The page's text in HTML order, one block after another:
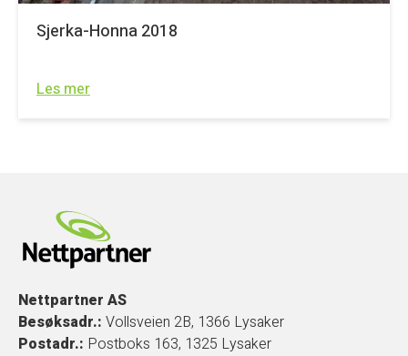
Sjerka-Honna 2018
Les mer
Nettpartner AS
Besøksadr.: Vollsveien 2B, 1366 Lysaker
Postadr.: Postboks 163, 1325 Lysaker